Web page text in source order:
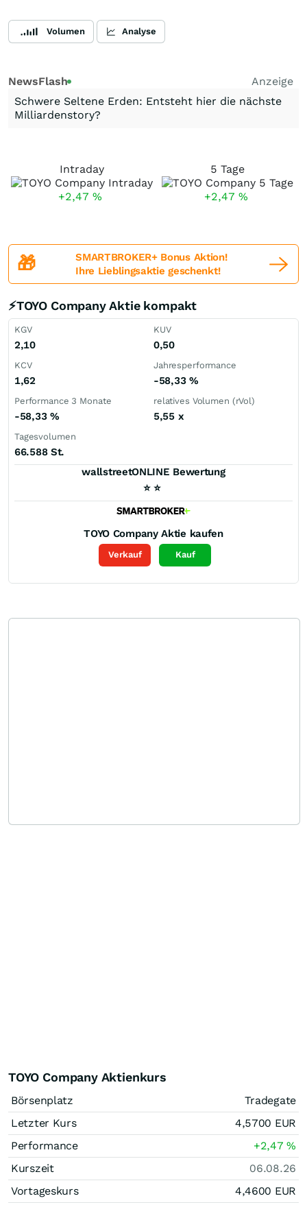
Volumen Analyse
NewsFlash
Anzeige
Schwere Seltene Erden: Entsteht hier die nächste
Milliardenstory?
Intraday
+2,47 %
5 Tage
+2,47 %
🎁
SMARTBROKER+ Bonus Aktion!
Ihre Lieblingsaktie geschenkt!
⚡TOYO Company Aktie kompakt
KGV
2,10
KUV
0,50
KCV
1,62
Jahresperformance
-58,33 %
Performance 3 Monate
-58,33 %
relatives Volumen (rVol)
5,55 x
Tagesvolumen
66.588 St.
wallstreetONLINE Bewertung
⭐ ⭐
TOYO Company Aktie kaufen
Verkauf Kauf
TOYO Company Aktienkurs
Börsenplatz
Tradegate
Letzter Kurs
4,5700 EUR
Performance
+2,47%
Kurszeit
06.08.26
Vortageskurs
4,4600 EUR